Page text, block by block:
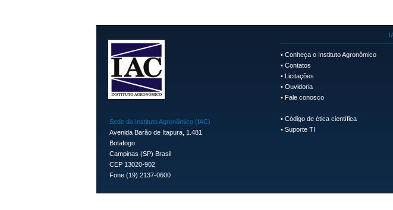
Sede do Instituto Agronômico (IAC)
Avenida Barão de Itapura, 1.481
Botafogo
Campinas (SP) Brasil
CEP 13020-902
Fone (19) 2137-0600
• Conheça o Instituto Agronômico
• Contatos
• Licitações
• Ouvidoria
• Fale conosco
• Código de ética científica
• Suporte TI